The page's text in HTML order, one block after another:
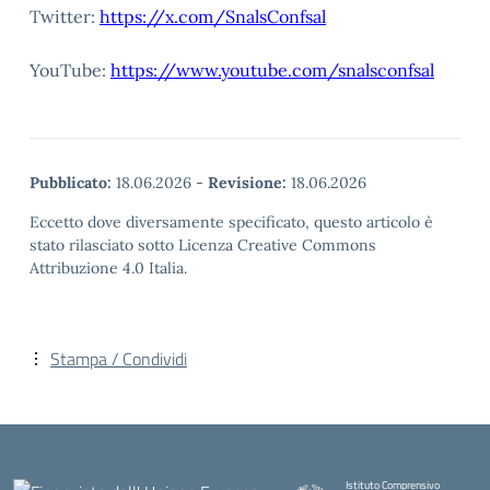
Twitter: https://x.com/SnalsConfsal
YouTube: https://www.youtube.com/snalsconfsal
Pubblicato: 18.06.2026 - Revisione: 18.06.2026
Eccetto dove diversamente specificato, questo articolo è
stato rilasciato sotto Licenza Creative Commons
Attribuzione 4.0 Italia.
Stampa / Condividi
Istituto Comprensivo